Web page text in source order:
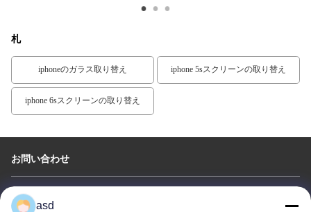
札
iphoneのガラス取り替え iphone 5sスクリーンの取り替え
iphone 6sスクリーンの取り替え
お問い合わせ
China Phone LCD Screen Replacement Online Market
asd